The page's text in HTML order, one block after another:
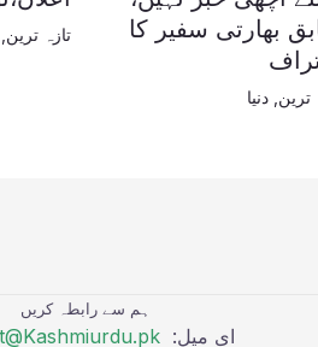
بھارتی سفیر کا
ترین ,دنیا
تازہ ترین
ہم سے رابطہ کریں
ای میل: